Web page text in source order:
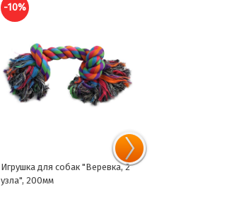
-10%
Игрушка для собак из
термопластичной резины